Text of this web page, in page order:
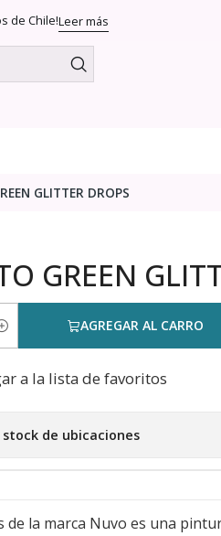
de Chile!Leer más
GLITTER DROPS
GREEN
AGREGAR AL CARRO
a la lista de favoritos
de ubicaciones
de la marca Nuvo es una